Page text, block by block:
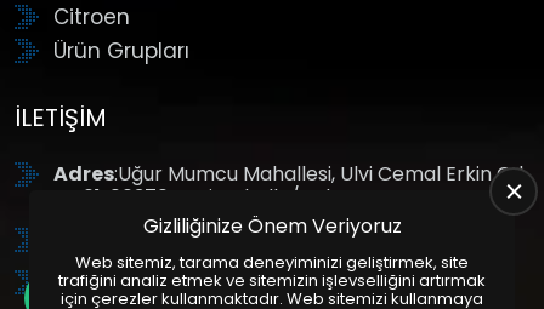
Citroen
Ürün Grupları
İLETIŞIM
Adres:Uğur Mumcu Mahallesi, Ulvi Cemal Erkin Cd.
No:61, 06370 Yenimahalle/Ankara
: +90 (312) 354 8888
GSM: +90 (532) 343 4085
Gizliliğinize Önem Veriyoruz
Web sitemiz, tarama deneyiminizi geliştirmek, site
trafiğini analiz etmek ve sitemizin işlevselliğini artırmak
için çerezler kullanmaktadır. Web sitemizi kullanmaya